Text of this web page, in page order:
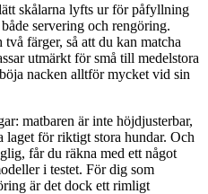
skålarna lyfts ur för påfyllning
servering och rengöring.
färger, så att du kan matcha
utmärkt för små till medelstora
nacken alltför mycket vid sin
matbaren är inte höjdjusterbar,
laget för riktigt stora hundar. Och
får du räkna med ett något
i testet. För dig som
är det dock ett rimligt